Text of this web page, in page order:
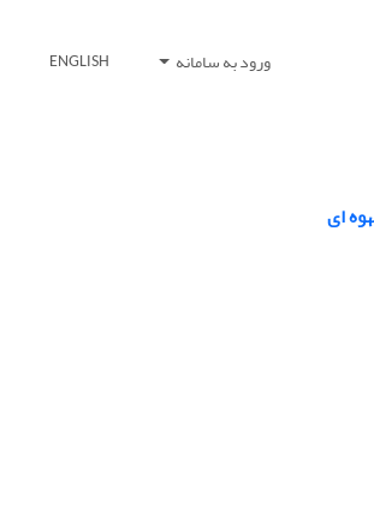
ورود به سامانه ENGLISH